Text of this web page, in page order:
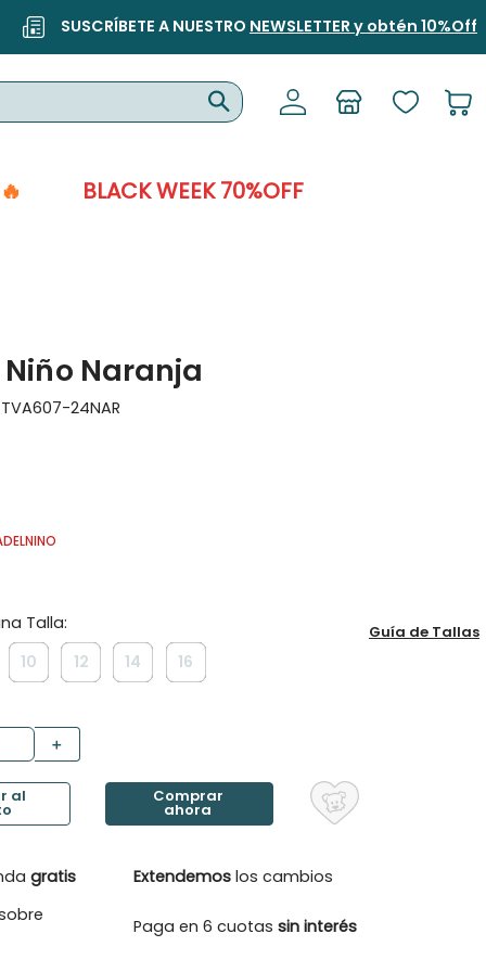
SUSCRÍBETE A NUESTRO NEWSLETTER y obtén 10%Off
BLACK WEEK 70%OFF
Naranja
TVA607-24NAR
10 12 14 16
Guía de Tallas
＋
gratis
Extendemos los cambios
Paga en 6 cuotassin interés